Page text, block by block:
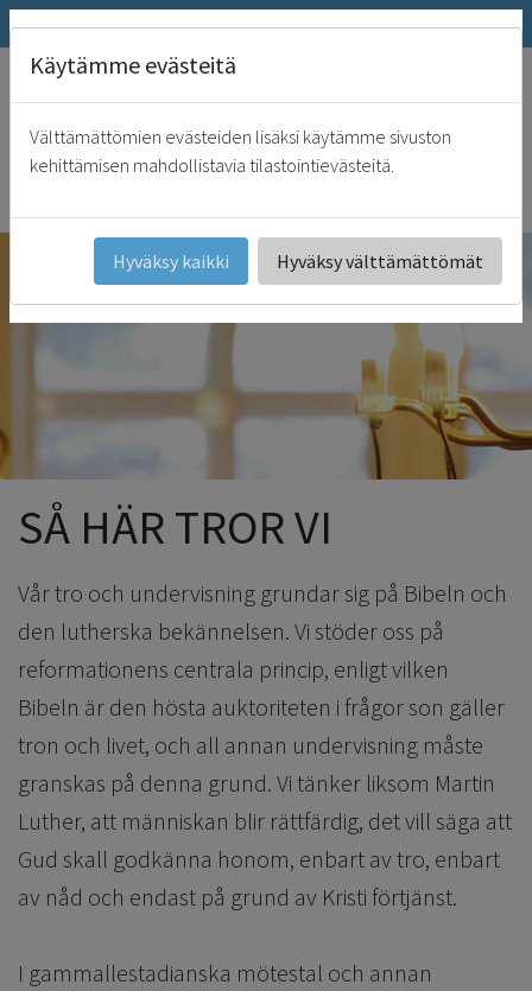
SRK.fi Nätbutik Päivämies
Sinun luonasi on elämän lähde, sinun valostasi me saamme valon. Ps.
36:10
SRK
SÅ HÄR TROR VI
Vår tro och undervisning grundar sig på Bibeln och
den lutherska bekännelsen. Vi stöder oss på
reformationens centrala princip, enligt vilken
Bibeln är den hösta auktoriteten i frågor son gäller
tron och livet, och all annan undervisning måste
granskas på denna grund. Vi tänker liksom Martin
Luther, att människan blir rättfärdig, det vill säga att
Gud skall godkänna honom, enbart av tro, enbart
av nåd och endast på grund av Kristi förtjänst.
I gammallestadianska mötestal och annan
Käytämme evästeitä
Välttämättömien evästeiden lisäksi käytämme sivuston
kehittämisen mahdollistavia tilastointievästeitä.
Hyväksy kaikki Hyväksy välttämättömät